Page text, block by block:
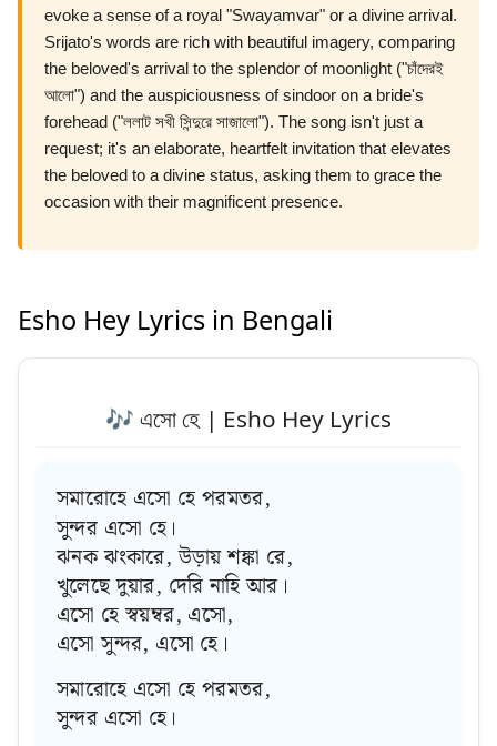
evoke a sense of a royal "Swayamvar" or a divine arrival.
Srijato's words are rich with beautiful imagery, comparing
the beloved's arrival to the splendor of moonlight ("চাঁদেরই
আলো") and the auspiciousness of sindoor on a bride's
forehead ("ললাট সখী সিন্দুরে সাজালো"). The song isn't just a
request; it's an elaborate, heartfelt invitation that elevates
the beloved to a divine status, asking them to grace the
occasion with their magnificent presence.
Esho Hey Lyrics in Bengali
🎶 এসো‌ হে | Esho Hey Lyrics
সমারোহে এসো হে পরমতর,
সুন্দর এসো হে।
ঝনক ঝংকারে, উড়ায় শঙ্কা রে,
খুলেছে দুয়ার, দেরি নাহি আর।
এসো হে স্বয়ম্বর, এসো,
এসো সুন্দর, এসো হে।
সমারোহে এসো হে পরমতর,
সুন্দর এসো হে।